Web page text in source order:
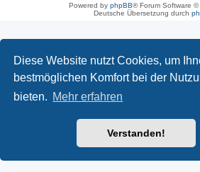
Diese Website nutzt Cookies, um
bestmöglichen Komfort bei der
bieten. Mehr erfahren
Verstanden!
Powered by phpBB® Forum Software ©
Deutsche Übersetzung durch